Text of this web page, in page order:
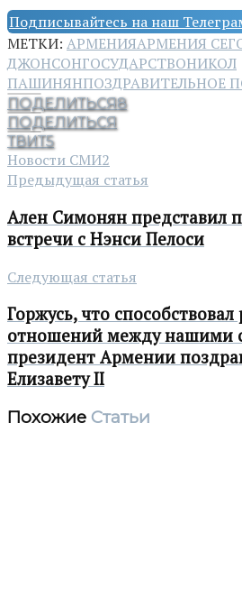
Подписывайтесь на наш
МЕТКИ: АРМЕНИЯАРМЕНИЯ
ДЖОНСОНГОСУДАРСТВОНИКОЛ
ПАШИНЯНПОЗДРАВИТЕЛЬНОЕ
ПОДЕЛИТЬСЯ8
ПОДЕЛИТЬСЯ
ТВИТ5
Новости СМИ2
Предыдущая статья
Ален Симонян представил
встречи с Нэнси Пелоси
Следующая статья
Горжусь, что
отношений между нашими
президент Армении
Елизавету II
Похожие Статьи